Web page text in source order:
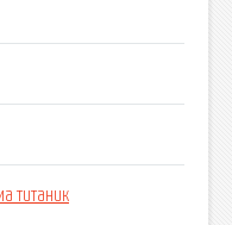
титаник